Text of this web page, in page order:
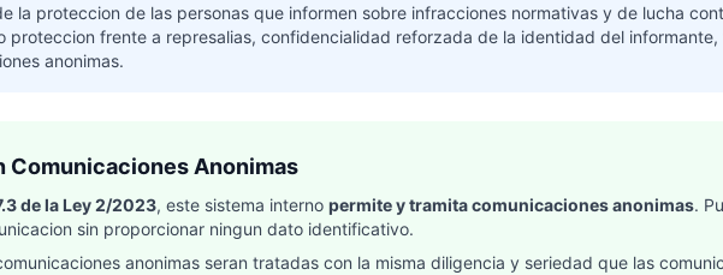
la proteccion de las personas que informen sobre infracciones normativas y de lucha
proteccion frente a represalias, confidencialidad reforzada de la identidad del informante,
anonimas.
Comunicaciones Anonimas
de la Ley 2/2023, este sistema interno permite y tramita comunicaciones anonimas.
sin proporcionar ningun dato identificativo.
anonimas seran tratadas con la misma diligencia y seriedad que las